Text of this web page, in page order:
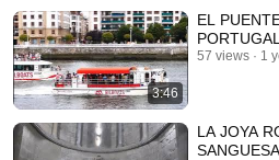
3:46
EL
57 views 1
LA JOYA